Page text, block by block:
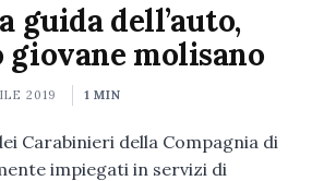
guida dell’auto,
molisano
2019 1 MIN
Carabinieri della Compagnia di
impiegati in servizi di